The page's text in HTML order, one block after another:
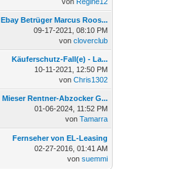
Ebay Betrüger Marcus Roos...
09-17-2021, 08:10 PM
voncloverclub
Käuferschutz-Fall(e) - La...
10-11-2021, 12:50 PM
vonChris1302
Mieser Rentner-Abzocker G...
01-06-2024, 11:52 PM
vonTamarra
Fernseher von EL-Leasing
02-27-2016, 01:41 AM
vonsuemmi